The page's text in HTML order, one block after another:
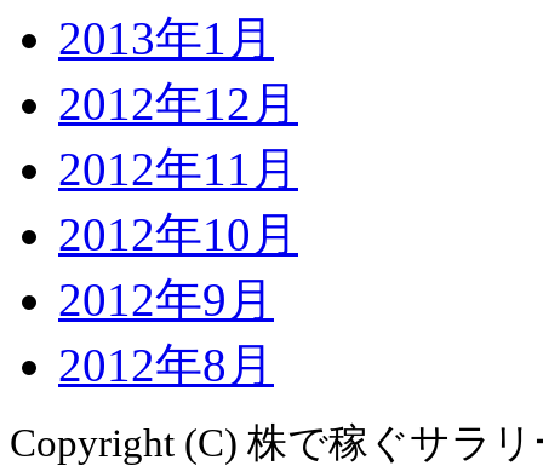
2013年1月
2012年12月
2012年11月
2012年10月
2012年9月
2012年8月
Copyright (C) 株で稼ぐサラ